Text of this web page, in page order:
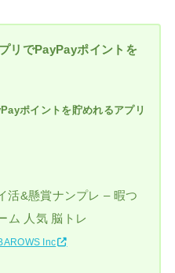
リでPayPayポイントを
ポイントを貯めれるアプリ
活&懸賞ナンプレ – 暇つ
ム 人気 脳トレ
Inc